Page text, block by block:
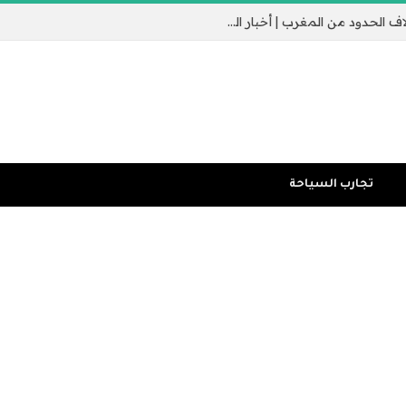
جيب سبتة الإسباني يثير القلق مع عبور الآلاف الحدود من المغرب | أخبار الهجرة
تجارب السياحة